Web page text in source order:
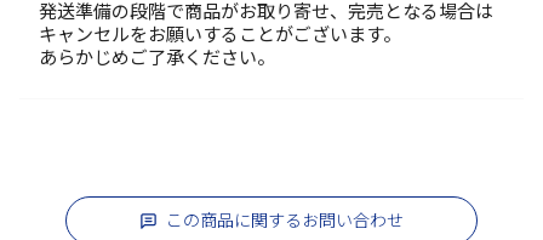
発送準備の段階で商品がお取り寄せ、完売となる場合は
キャンセルをお願いすることがございます。
あらかじめご了承ください。
この商品に関するお問い合わせ